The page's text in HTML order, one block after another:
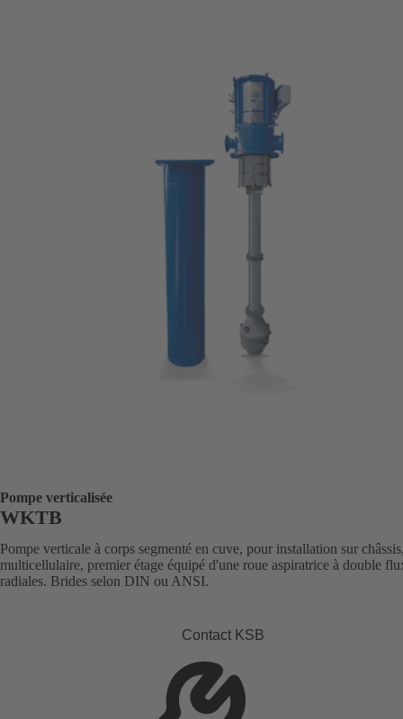
Pompe verticalisée
WKTB
Pompe verticale à corps segmenté en cuve, pour installation sur
multicellulaire, premier étage équipé d'une roue aspiratrice à double
radiales. Brides selon DIN ou ANSI.
Contact KSB